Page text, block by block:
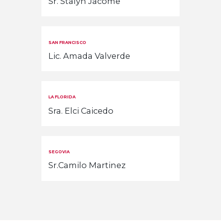
SAN FRANCISCO
Lic. Amada Valverde
LA FLORIDA
Sra. Elci Caicedo
SEGOVIA
Sr.Camilo Martinez